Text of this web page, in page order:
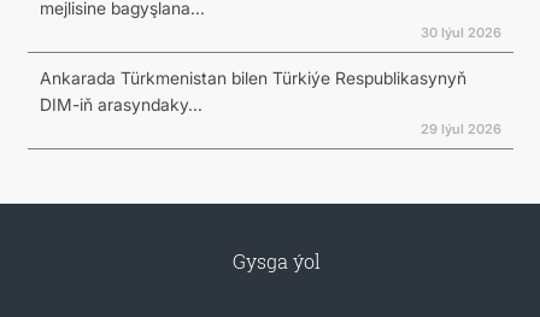
mejlisine bagyşlana...
30 Iýul 2026
Ankarada Türkmenistan bilen Türkiýe Respublikasynyň
DIM-iň arasyndaky...
29 Iýul 2026
Gysga ýol